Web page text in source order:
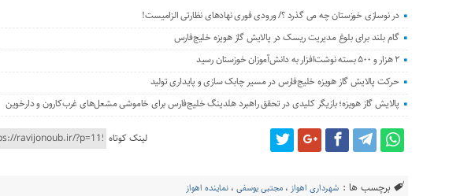
در نوسازی خوزستان چه می گذرد ؟/ ورودی فوری نهادهای نظارتی الزامیست!
گام بلند برای بلوغ مدیریت ریسک در پالایش گاز هویزه خلیج‌فارس
۲ هزار و ۵۰۰ بسته نوشت‌افزار به دانش‌آموزان خوزستان رسید
حرکت پالایش گاز هویزه خلیج‌فارس در مسیر چابک سازی و پایداری تولید
پالایش گاز هویزه؛ بازیگر کلیدی در تحقق راهبرد هلدینگ خلیج‌فارس برای خاموشی مشعل‌های غرب‌کارون و دارخوین
لینک کوتاه
برچسب ها : شهرداری اهواز ،مجتبی یوسفی ،نماینده اهواز